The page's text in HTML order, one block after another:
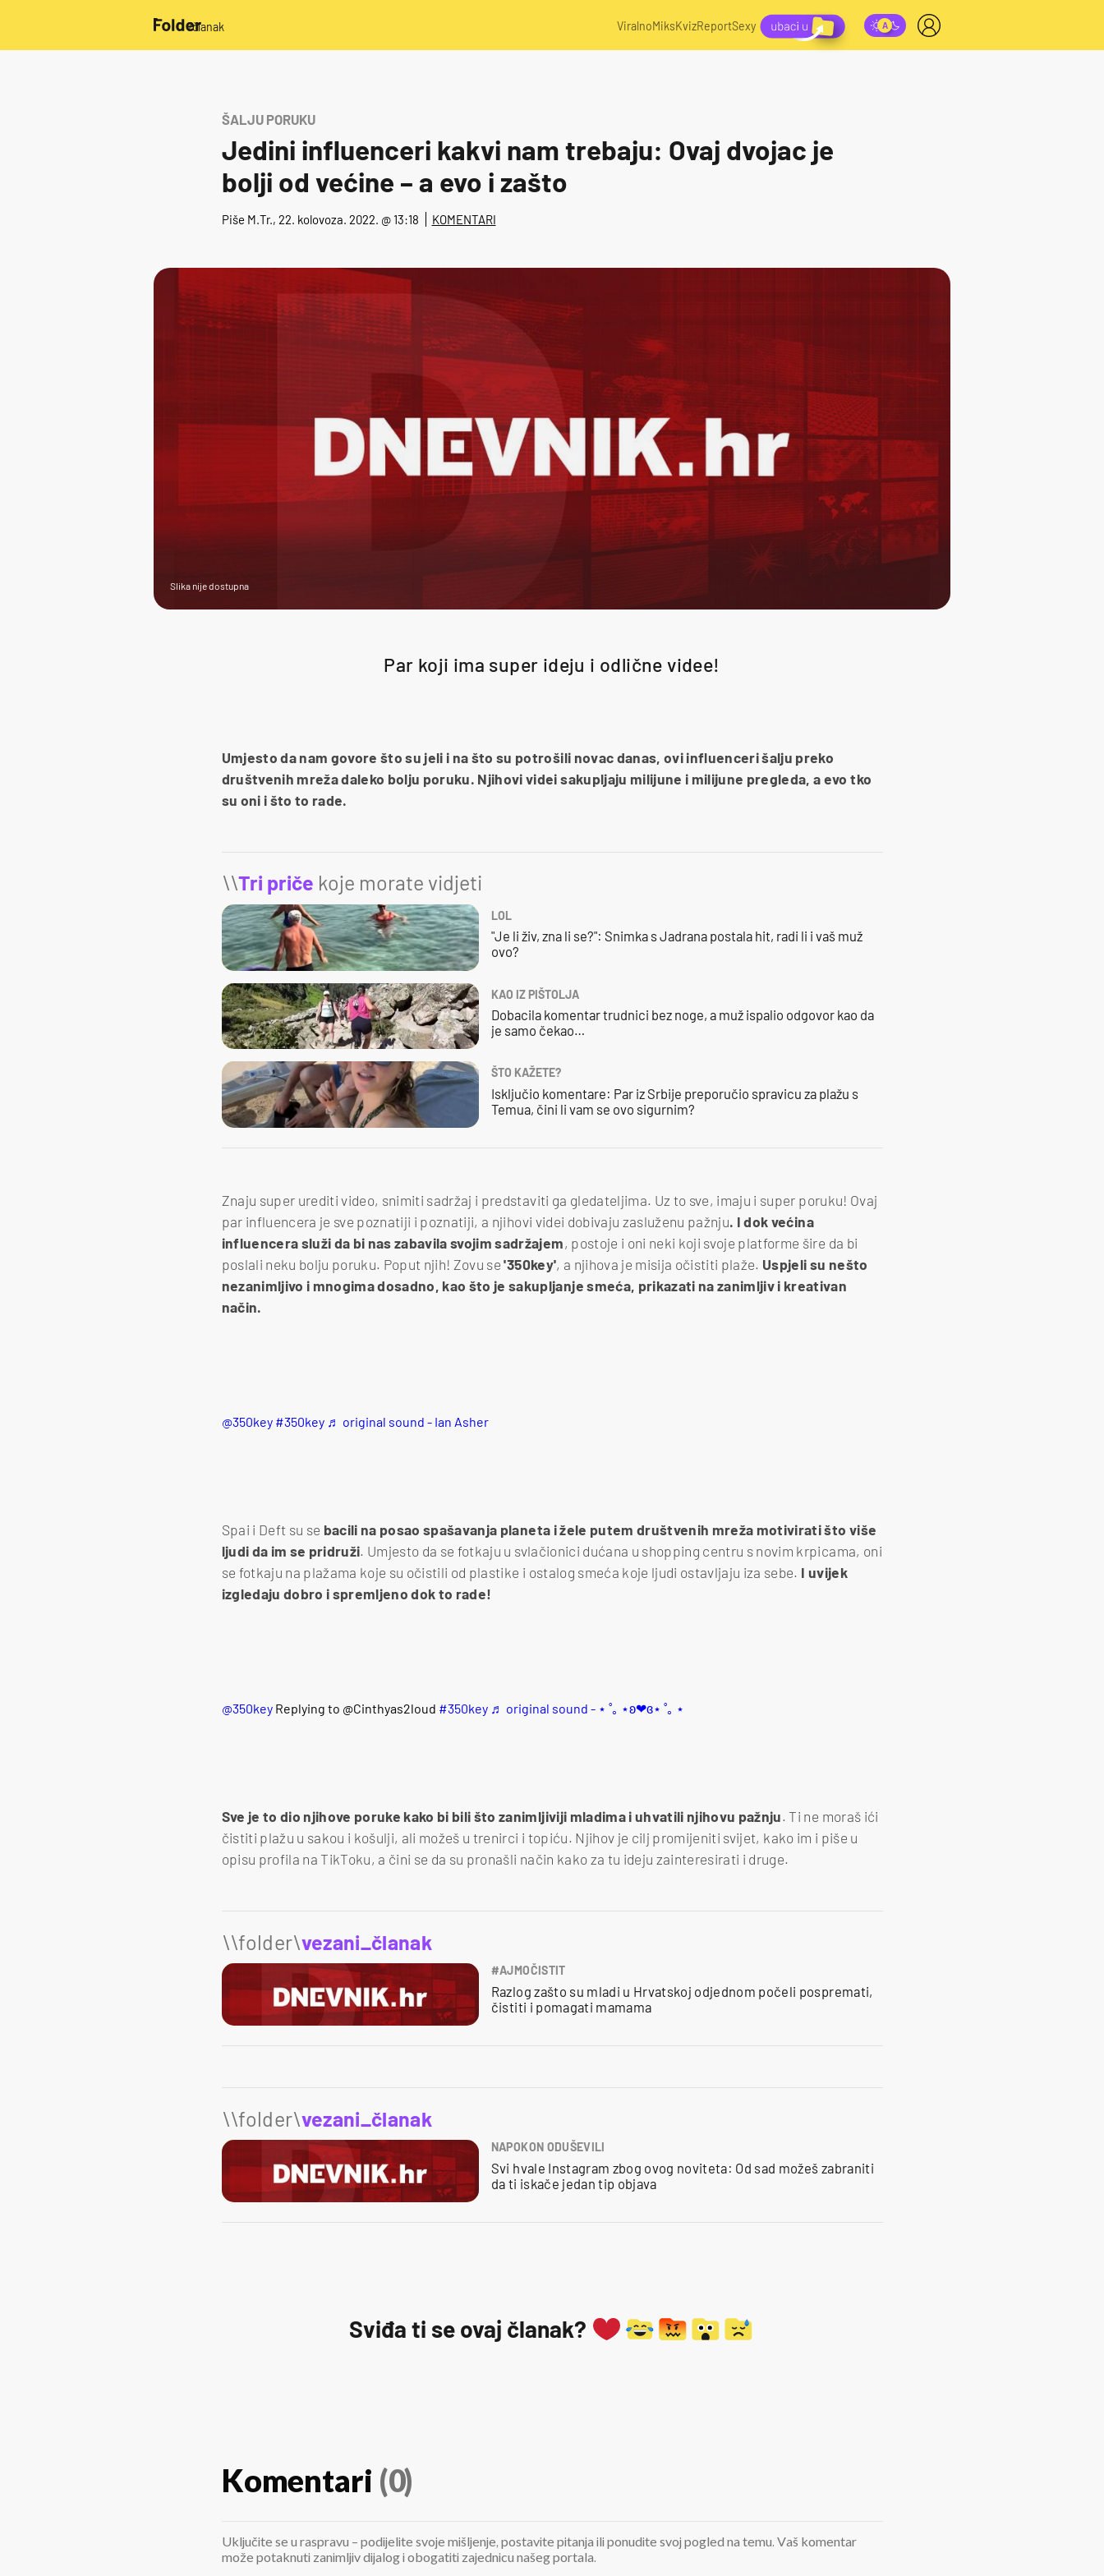
/članak ViralnoMiksKvizReportSexy
ŠALJU PORUKU
Jedini influenceri kakvi nam trebaju: Ovaj dvojac je
bolji od većine – a evo i zašto
Piše M.Tr., 22. kolovoza. 2022. @ 13:18 KOMENTARI
Slika nije dostupna
Par koji ima super ideju i odlične videe!
Umjesto da nam govore što su jeli i na što su potrošili novac danas, ovi influenceri šalju preko
društvenih mreža daleko bolju poruku. Njihovi videi sakupljaju milijune i milijune pregleda, a evo tko
su oni i što to rade.
\\Tri priče koje morate vidjeti
LOL
"Je li živ, zna li se?": Snimka s Jadrana postala hit, radi li i vaš muž
ovo?
KAO IZ PIŠTOLJA
Dobacila komentar trudnici bez noge, a muž ispalio odgovor kao da
je samo čekao…
ŠTO KAŽETE?
Isključio komentare: Par iz Srbije preporučio spravicu za plažu s
Temua, čini li vam se ovo sigurnim?
Znaju super urediti video, snimiti sadržaj i predstaviti ga gledateljima. Uz to sve, imaju i super poruku! Ovaj
par influencera je sve poznatiji i poznatiji, a njihovi videi dobivaju zasluženu pažnju. I dok većina
influencera služi da bi nas zabavila svojim sadržajem , postoje i oni neki koji svoje platforme šire da bi
poslali neku bolju poruku. Poput njih! Zovu se '350key', a njihova je misija očistiti plaže. Uspjeli su nešto
nezanimljivo i mnogima dosadno, kao što je sakupljanje smeća, prikazati na zanimljiv i kreativan
način.
@350key #350key ♬ original sound - Ian Asher
Spai i Deft su se bacili na posao spašavanja planeta i žele putem društvenih mreža motivirati što više
ljudi da im se pridruži. Umjesto da se fotkaju u svlačionici dućana u shopping centru s novim krpicama, oni
se fotkaju na plažama koje su očistili od plastike i ostalog smeća koje ljudi ostavljaju iza sebe. I uvijek
izgledaju dobro i spremljeno dok to rade!
@350keyReplying to @Cinthyas2loud #350key ♬ original sound - ⋆ ˚｡ ⋆ʚ❤︎ɞ⋆ ˚｡ ⋆
Sve je to dio njihove poruke kako bi bili što zanimljiviji mladima i uhvatili njihovu pažnju. Ti ne moraš ići
čistiti plažu u sakou i košulji, ali možeš u trenirci i topiću. Njihov je cilj promijeniti svijet, kako im i piše u
opisu profila na TikToku, a čini se da su pronašli način kako za tu ideju zainteresirati i druge.
\\folder\vezani_članak
#AJMOČISTIT
Razlog zašto su mladi u Hrvatskoj odjednom počeli pospremati,
čistiti i pomagati mamama
\\folder\vezani_članak
NAPOKON ODUŠEVILI
Svi hvale Instagram zbog ovog noviteta: Od sad možeš zabraniti
da ti iskače jedan tip objava
Sviđa ti se ovaj članak?
Komentari (0)
Uključite se u raspravu – podijelite svoje mišljenje, postavite pitanja ili ponudite svoj pogled na temu. Vaš komentar
može potaknuti zanimljiv dijalog i obogatiti zajednicu našeg portala.